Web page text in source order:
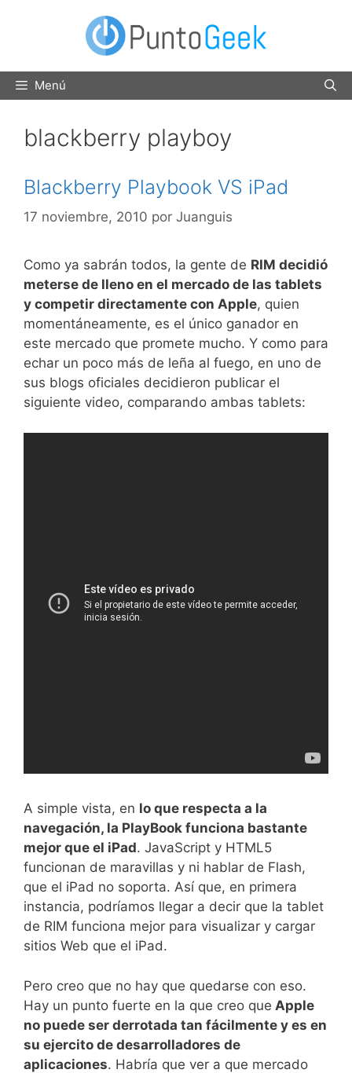
Menú
blackberry playboy
Blackberry Playbook VS iPad
17 noviembre, 2010 por Juanguis
Como ya sabrán todos, la gente de RIM decidió
meterse de lleno en el mercado de las tablets
y competir directamente con Apple, quien
momentáneamente, es el único ganador en
este mercado que promete mucho. Y como para
echar un poco más de leña al fuego, en uno de
sus blogs oficiales decidieron publicar el
siguiente video, comparando ambas tablets:
A simple vista, en lo que respecta a la
navegación, la PlayBook funciona bastante
mejor que el iPad. JavaScript y HTML5
funcionan de maravillas y ni hablar de Flash,
que el iPad no soporta. Así que, en primera
instancia, podríamos llegar a decir que la tablet
de RIM funciona mejor para visualizar y cargar
sitios Web que el iPad.
Pero creo que no hay que quedarse con eso.
Hay un punto fuerte en la que creo que Apple
no puede ser derrotada tan fácilmente y es en
su ejercito de desarrolladores de
aplicaciones. Habría que ver a que mercado